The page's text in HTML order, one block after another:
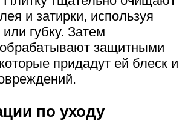
и затирки, используя
губку. Затем
обрабатывают защитными
придадут ей блеск и
по уходу